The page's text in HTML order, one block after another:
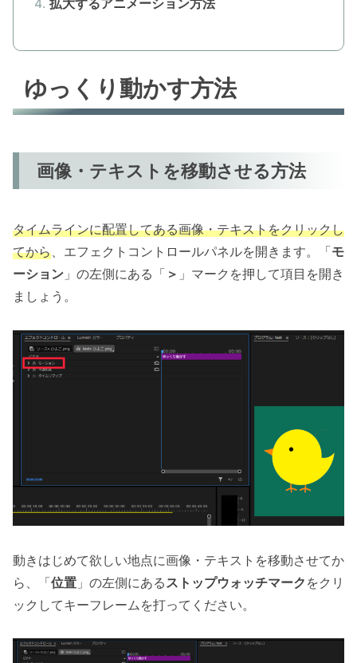
拡大するアニメーション方法
ゆっくり動かす方法
画像・テキストを移動させる方法
タイムラインに配置してある画像・テキストをクリックし
てから、エフェクトコントロールパネルを開きます。「モ
ーション 」の左側にある「 ＞ 」マークを押して項目を開き
ましょう。
動きはじめて欲しい地点に画像・テキストを移動させてか
ら、「位置 」の左側にある ストップウォッチマーク をクリ
ックしてキーフレームを打ってください。